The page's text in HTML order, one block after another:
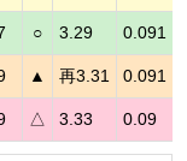
○ 3.29 0.091
▲ 再3.31 0.091
△ 3.33 0.09